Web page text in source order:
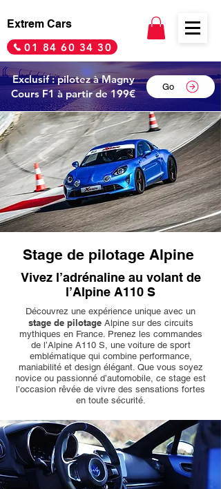
01 84 60 34 30
Extrem Cars
Exclusif : pilotez à Magny
Cours F1 à partir de 199€
Go
Stage de pilotage Alpine
Vivez l’adrénaline au volant de
l’Alpine A110 S
Découvrez une expérience unique avec un
stage de pilotageAlpine sur des circuits
mythiques en France. Prenez les commandes
de l’Alpine A110 S, une voiture de sport
emblématique qui combine performance,
maniabilité et design élégant. Que vous soyez
novice ou passionné d’automobile, ce stage est
l’occasion rêvée de vivre des sensations fortes
en toute sécurité.​